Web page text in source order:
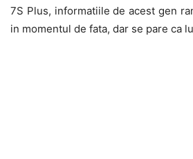
7S Plus, informatiile de acest gen
in momentul de fata, dar se pare ca